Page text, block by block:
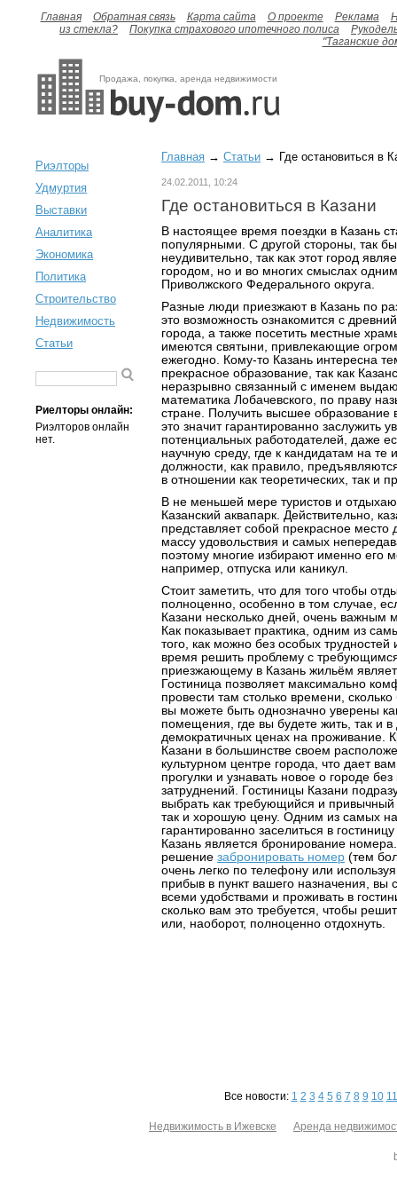
Главная Обратная связь Карта сайта О проекте Реклама
из стекла?
Покупка страхового ипотечного полиса
"Таганские
Продажа, покупка, аренда недвижимости
Риэлторы
Удмуртия
Выставки
Аналитика
Экономика
Политика
Строительство
Недвижимость
Статьи
Риелторы онлайн:
Риэлторов онлайн
нет.
Главная → Статьи → Где остановиться в
24.02.2011, 10:24
Где остановиться в Казани
В настоящее время поездки в Казань
популярными. С другой стороны, так
неудивительно, так как этот город
городом, но и во многих смыслах
Приволжского Федерального округа.
Разные люди приезжают в Казань по
это возможность ознакомится с
города, а также посетить местные
имеются святыни, привлекающие
ежегодно. Кому-то Казань интересна
прекрасное образование, так как
неразрывно связанный с именем
математика Лобачевского, по праву
стране. Получить высшее образование
это значит гарантированно заслужить
потенциальных работодателей, даже
научную среду, где к кандидатам на те
должности, как правило,
в отношении как теоретических, так и
В не меньшей мере туристов и
Казанский аквапарк. Действительно,
представляет собой прекрасное место
массу удовольствия и самых
поэтому многие избирают именно его
например, отпуска или каникул.
Стоит заметить, что для того чтобы
полноценно, особенно в том случае,
Казани несколько дней, очень важным
Как показывает практика, одним из
того, как можно без особых трудностей
время решить проблему с
приезжающему в Казань жильём
Гостиница позволяет максимально
провести там столько времени,
вы можете быть однозначно уверены
помещения, где вы будете жить, так и в
демократичных ценах на проживание.
Казани в большинстве своем
культурном центре города, что дает
прогулки и узнавать новое о городе
затруднений. Гостиницы Казани
выбрать как требующийся и привычный
так и хорошую цену. Одним из самых
гарантированно заселиться в
Казань является бронирование
решение забронировать номер (тем
очень легко по телефону или
прибыв в пункт вашего назначения, вы
всеми удобствами и проживать в
сколько вам это требуется, чтобы
или, наоборот, полноценно отдохнуть.
Все новости: 1 2 3 4 5 6 7 8 9 10 11
Недвижимость в Ижевске Аренда